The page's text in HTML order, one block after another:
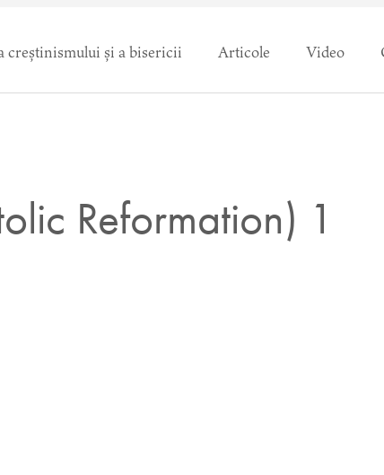
creștinismului și a bisericii Articole Video
Reformation) 1